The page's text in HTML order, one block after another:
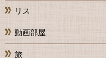
リス
動画部屋
旅